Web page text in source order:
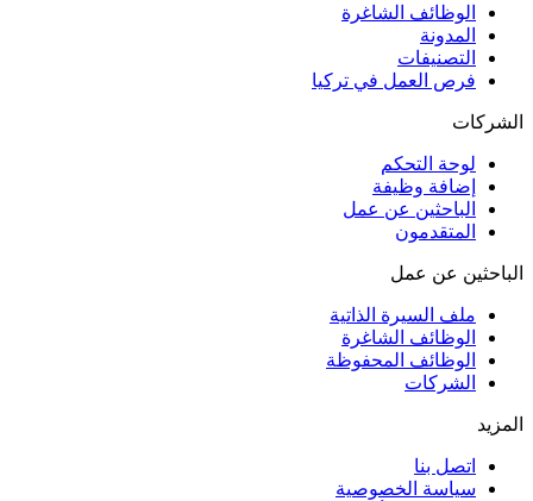
الوظائف الشاغرة
المدونة
التصنيفات
فرص العمل في تركيا
الشركات
لوحة التحكم
إضافة وظيفة
الباحثين عن عمل
المتقدمون
الباحثين عن عمل
ملف السيرة الذاتية
الوظائف الشاغرة
الوظائف المحفوظة
الشركات
المزيد
اتصل بنا
سياسة الخصوصية